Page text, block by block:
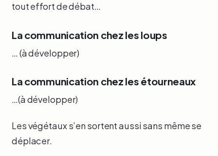
tout effort de débat…
La communication chez les loups
… (à développer)
La communication chez les étourneaux
…(à développer)
Les végétaux s’en sortent aussi sans même se
déplacer.